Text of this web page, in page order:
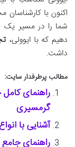
اکنون با
شما را در مسیر یک
دهیم که با ایوولی،
داشت.
مطالب پرطرفدار سایت:
راهنمای
گرمسیری
آشنایی با انواع
راهنمای